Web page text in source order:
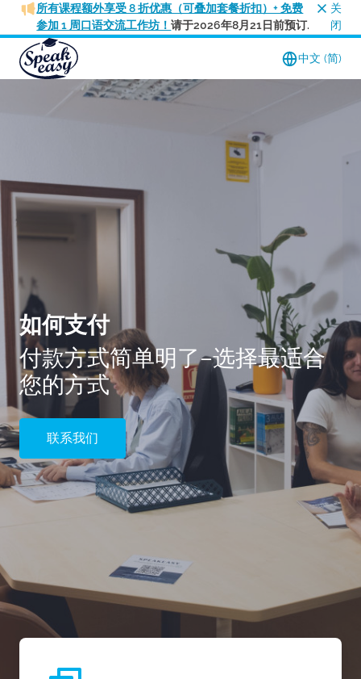
所有课程额外享受 8 折优惠（可叠加套餐折扣）+ 免费
参加 1 周口语交流工作坊！请于2026年8月21日前预订.
关
闭
中文 (简)
如何支付
付款方式简单明了–选择最适合
您的方式
联系我们